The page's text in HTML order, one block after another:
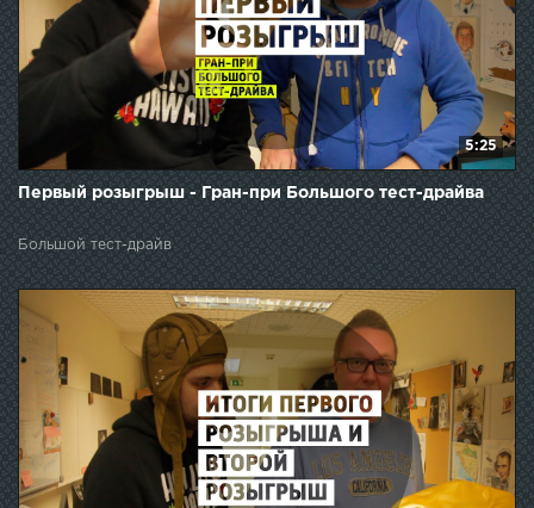
5:25
Первый розыгрыш - Гран-при Большого тест-драйва
Большой тест-драйв